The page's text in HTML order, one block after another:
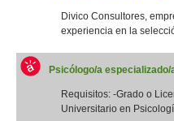
Divico Consultores,
experiencia en la
Psicólogo/a
Requisitos: -Grado o
Universitario en